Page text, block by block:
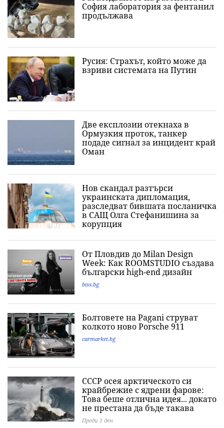
София лаборатория за фентанил
продължава
Русия: Страхът, който може да
взриви системата на Путин
Две експлозии отекнаха в
Ормузкия проток, танкер
подаде сигнал за инцидент край
Оман
Нов скандал разтърси
украинската дипломация,
разследват бившата посланичка
в САЩ Олга Стефанишина за
корупция
От Пловдив до Milan Design
Week: Как ROOMSTUDIO създава
български high-end дизайн
biss.bg
Болтовете на Pagani струват
колкото ново Porsche 911
carmarket.bg
СССР осея арктическото си
крайбрежие с ядрени фарове:
Това беше отлична идея... докато
не престана да бъде такава
Преди 1 ден